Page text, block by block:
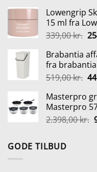
Lowengrip
15 ml fra
339,00kr.
Brabantia
fra brabantia
519,00kr.
Masterpro
Masterpro
2.398,00kr.
GODE TILBUD